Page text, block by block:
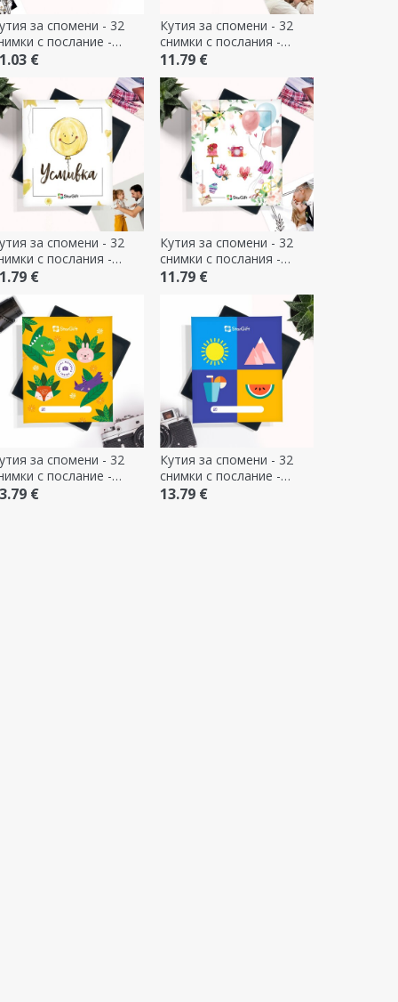
за спомени - 32
с послание -
модел Summer
€
Кутия за спомени - 32
снимки с послания -
модел за кръщене
11.79 €
за спомени - 32
с послания -
със смайли
€
Кутия за спомени - 32
снимки с послания -
модел за сватба
11.79 €
за спомени - 32
с послание -
модел Деца
€
Кутия за спомени - 32
снимки с послание -
премиум модел Празник
13.79 €